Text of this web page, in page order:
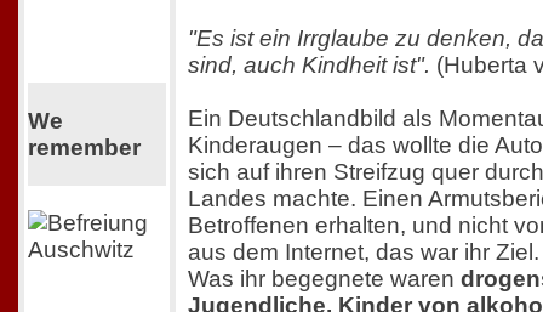
We
remember
"Es ist ein Irrglaube zu denken,
sind, auch Kindheit ist". (Huberta
Ein Deutschlandbild als
Kinderaugen – das wollte die
sich auf ihren Streifzug quer
Landes machte. Einen
Betroffenen erhalten, und nicht
aus dem Internet, das war ihr Ziel.
Was ihr begegnete waren
Jugendliche, Kinder von